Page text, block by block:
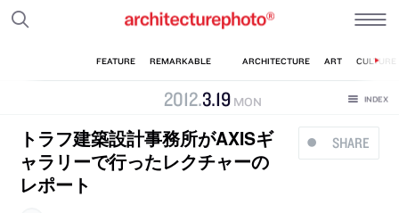
2012.3.19 MON
SHARE
トラフ建築設計事務所がAXISギ
ャラリーで行ったレクチャーの
レポート